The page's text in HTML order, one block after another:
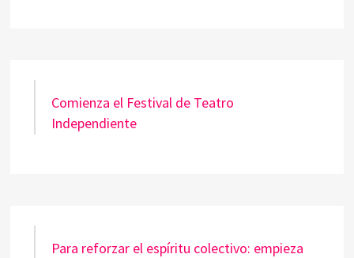
Comienza el Festival de Teatro
Independiente
Para reforzar el espíritu colectivo: empieza